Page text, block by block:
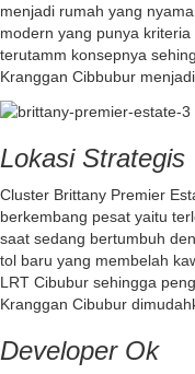
menjadi rumah yang
modern yang punya
terutamm konsepnya
Kranggan Cibbubur
Lokasi Strategis
Cluster Brittany Premier
berkembang pesat yaitu
saat sedang bertumbuh
tol baru yang membelah
LRT Cibubur sehingga
Kranggan Cibubur
Developer Ok